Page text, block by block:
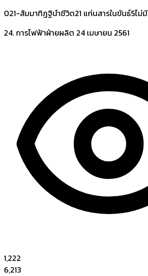
021-สัมมาทิฏฐินำชีวิต21 แก่นสารในขันธ์5ไม่มี
24. การไฟฟ้าฝ่ายผลิต 24 เมษายน 2561
1,222
6,213